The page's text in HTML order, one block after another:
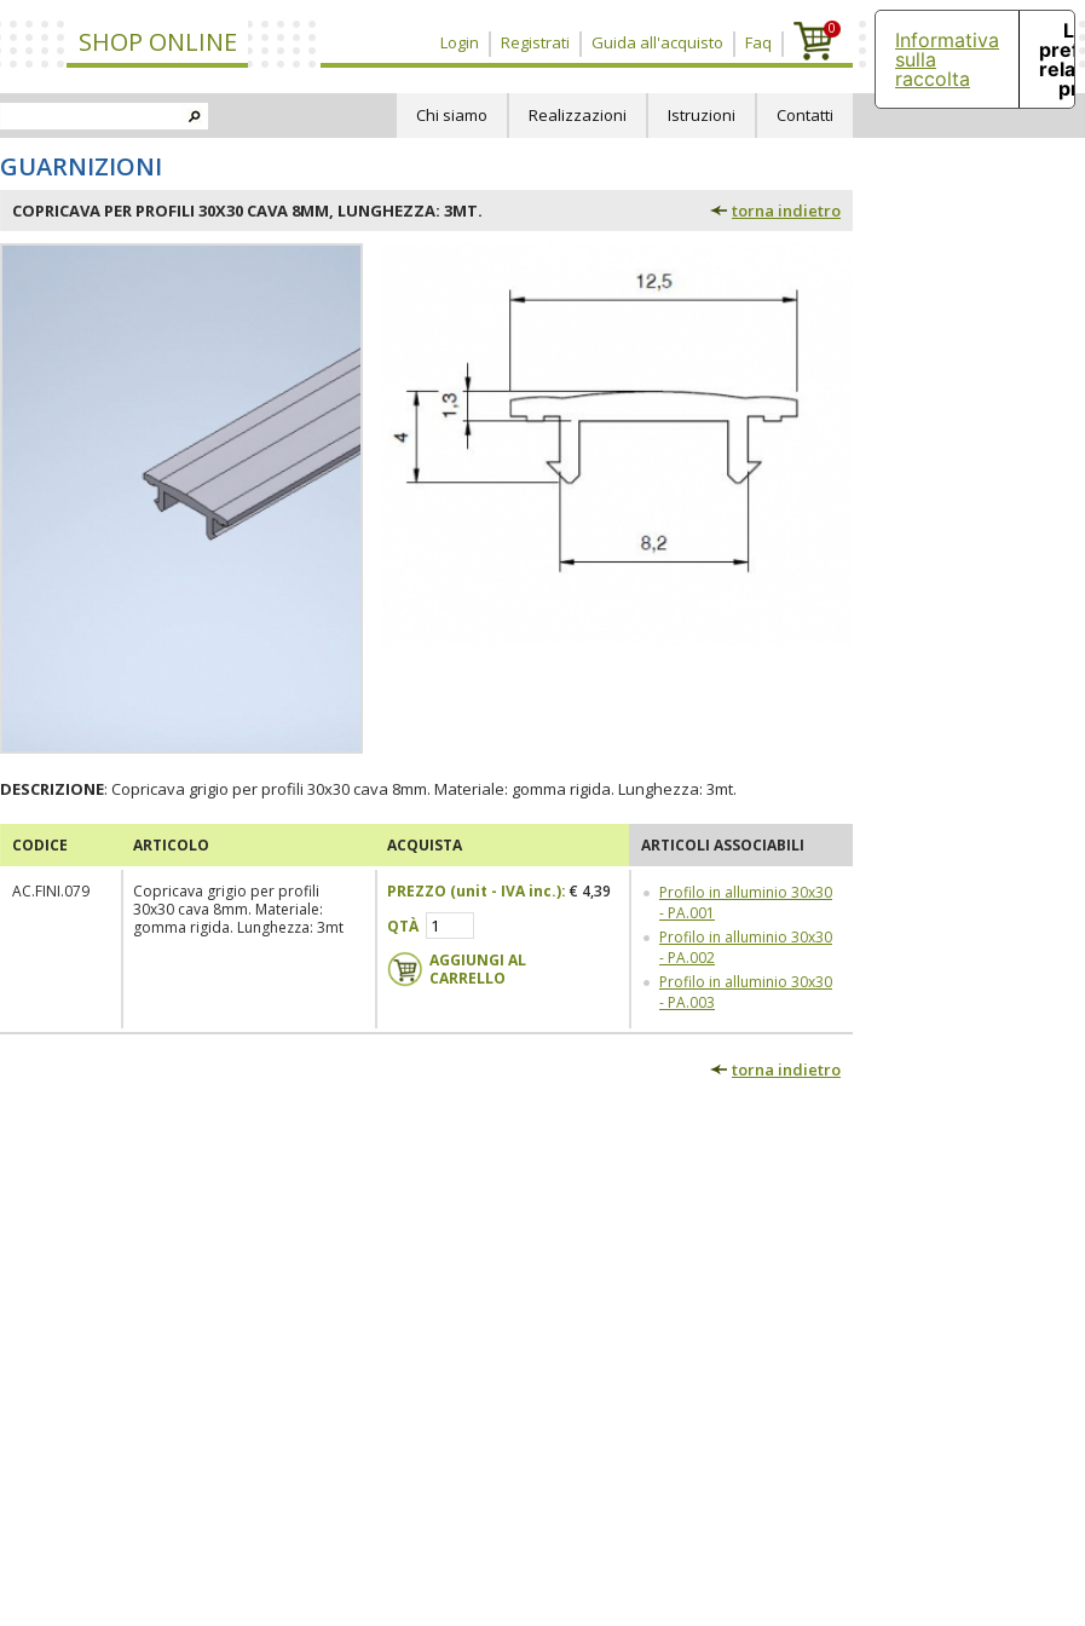
SHOP ONLINE Login Registrati Guida all'acquisto Faq
0
Chi siamo Realizzazioni Istruzioni Contatti
GUARNIZIONI
COPRICAVA PER PROFILI 30X30 CAVA 8MM, LUNGHEZZA: 3MT. torna indietro
DESCRIZIONE: Copricava grigio per profili 30x30 cava 8mm. Materiale: gomma rigida. Lunghezza: 3mt.
CODICE ARTICOLO ACQUISTA ARTICOLI ASSOCIABILI
AC.FINI.079
Copricava grigio per profili
30x30 cava 8mm. Materiale:
gomma rigida. Lunghezza: 3mt
PREZZO (unit - IVAinc.): € 4,39
QTÀ
AGGIUNGI AL
CARRELLO
Profilo in alluminio 30x30
- PA.001
Profilo in alluminio 30x30
- PA.002
Profilo in alluminio 30x30
- PA.003
torna indietro
Informativa
sulla
raccolta